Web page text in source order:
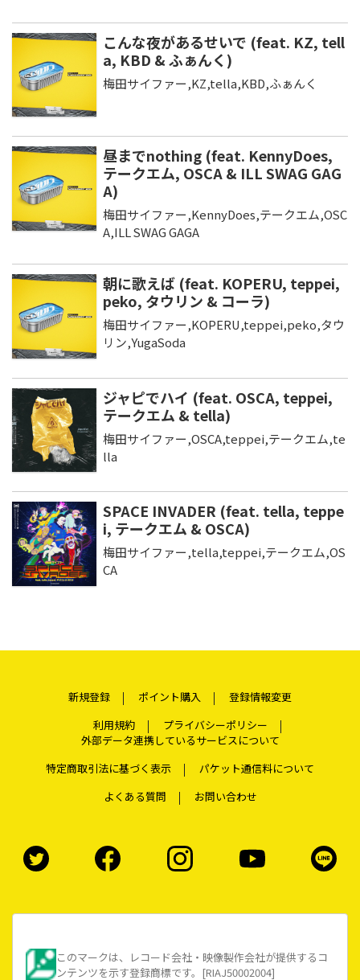
こんな夜があるせいで (feat. KZ, tell
a, KBD & ふぁんく)
梅田サイファー,KZ,tella,KBD,ふぁんく
昼までnothing (feat. KennyDoes,
テークエム, OSCA & ILL SWAG GAG
A)
梅田サイファー,KennyDoes,テークエム,OSC
A,ILL SWAG GAGA
朝に歌えば (feat. KOPERU, teppei,
peko, タウリン & コーラ)
梅田サイファー,KOPERU,teppei,peko,タウ
リン,YugaSoda
ジャピでハイ (feat. OSCA, teppei,
テークエム & tella)
梅田サイファー,OSCA,teppei,テークエム,te
lla
SPACE INVADER (feat. tella, teppe
i, テークエム & OSCA)
梅田サイファー,tella,teppei,テークエム,OS
CA
新規登録 ポイント購入
登録情報変更
利用規約
プライバシーポリシー
外部データ連携しているサービスについて
特定商取引法に基づく表示
パケット通信料について
よくある質問
お問い合わせ
このマークは、レコード会社・映像製作会社が提供するコ
ンテンツを示す登録商標です。[RIAJ50002004]